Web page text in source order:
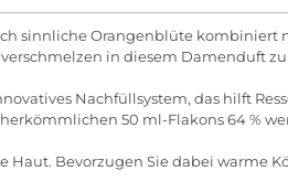
sinnliche Orangenblüte
in diesem Damenduft
Nachfüllsystem, das hilft
50 ml-Flakons 64 %
Bevorzugen Sie dabei warme